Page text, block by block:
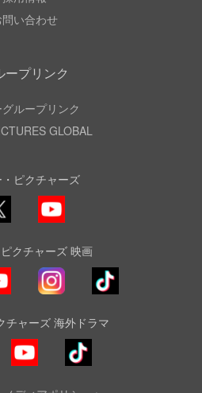
問い合わせ
ープリンク
ループリンク
GLOBAL
・ピクチャーズ
YouTube
クチャーズ 映画
Instagram
TikTok
チャーズ 海外ドラマ
YouTube
TikTok